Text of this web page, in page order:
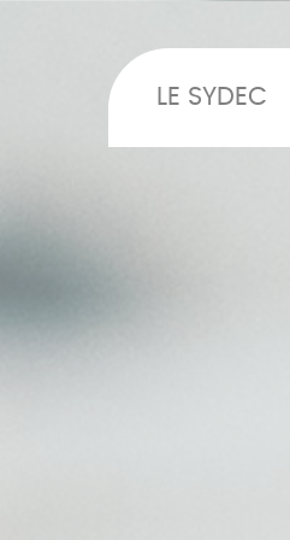
LE SYDEC